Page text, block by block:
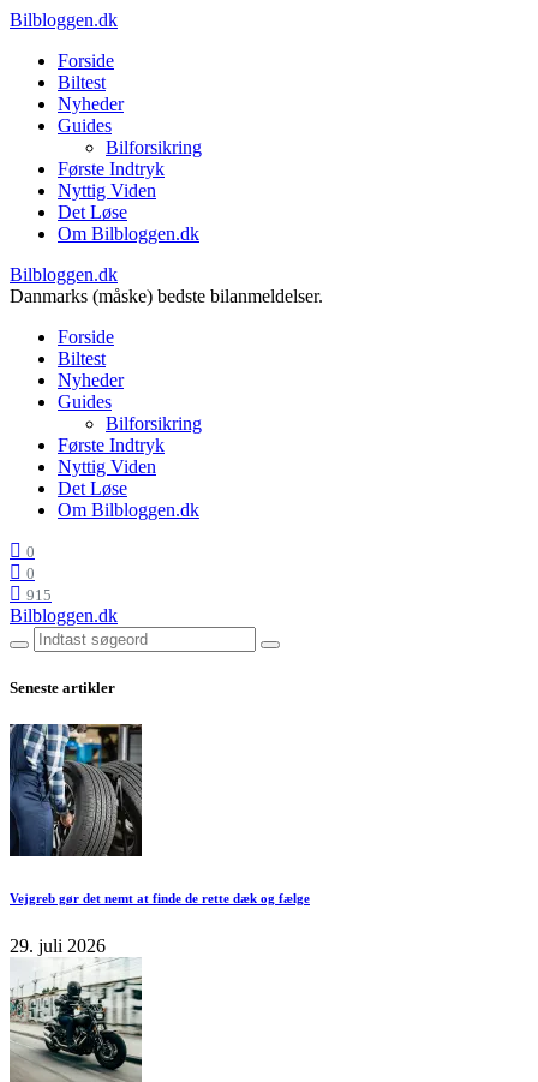
Bilbloggen.dk
Forside
Biltest
Nyheder
Guides
Bilforsikring
Første Indtryk
Nyttig Viden
Det Løse
Om Bilbloggen.dk
Bilbloggen.dk
Danmarks (måske) bedste bilanmeldelser.
Forside
Biltest
Nyheder
Guides
Bilforsikring
Første Indtryk
Nyttig Viden
Det Løse
Om Bilbloggen.dk
0
0
915
Bilbloggen.dk
Seneste artikler
Vejgreb gør det nemt at finde de rette dæk og fælge
29. juli 2026